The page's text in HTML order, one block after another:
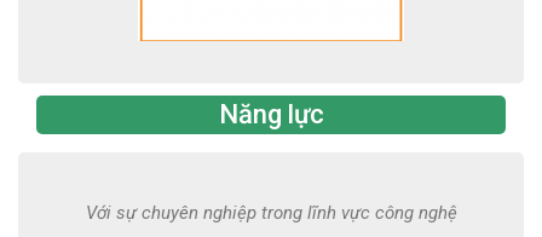
Năng lực
Với sự chuyên nghiệp trong lĩnh vực công nghệ